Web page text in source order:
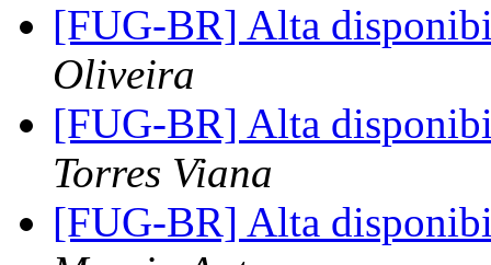
[FUG-BR] Alta
Oliveira
[FUG-BR] Alta
Torres Viana
[FUG-BR] Alta